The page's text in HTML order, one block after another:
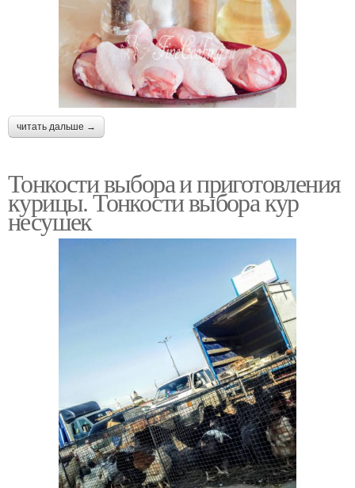
читать дальше →
Тонкости выбора и приготовления
курицы. Тонкости выбора кур
несушек